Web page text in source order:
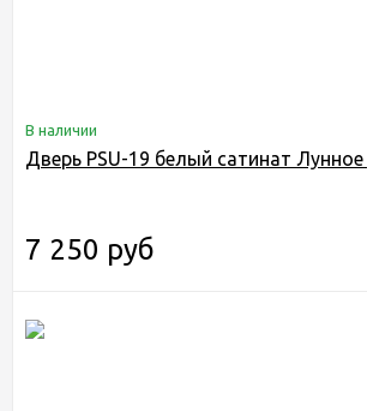
В наличии
Дверь PSU-19 белый сатинат
7 250 руб